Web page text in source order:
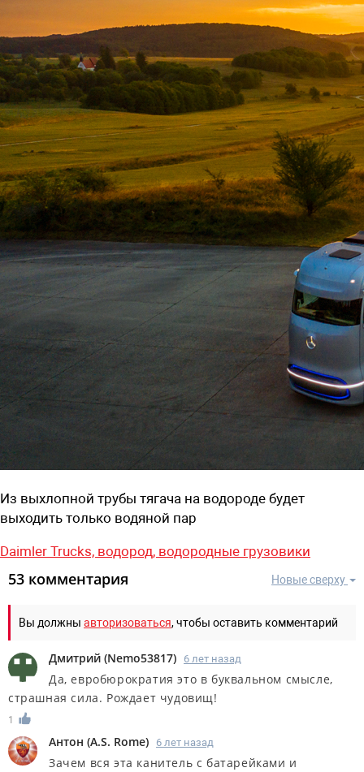
Из выхлопной трубы тягача на водороде будет
выходить только водяной пар
Daimler Trucks, водород, водородные грузовики
Новые сверху
53 комментария
Вы должны авторизоваться, чтобы оставить комментарий
Дмитрий (Nemo53817) 6 лет назад
Да, евробюрократия это в буквальном смысле,
страшная сила. Рождает чудовищ!
1
Антон (A.S. Rome) 6 лет назад
Зачем вся эта канитель с батарейками и